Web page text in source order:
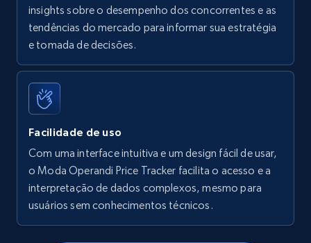
Walmart - products - Find new products by
using specific category URL
URL, Final price, Sku, Currency, Gtin,
Specifications, Image urls, Top reviews, and
more.
Walmart - products - Collects products by
specific keywords
insights sobre o desempenho dos concorrentes e as
tendências do mercado para informar sua estratégia
e tomada de decisões.
Facilidade de uso
Com uma interface intuitiva e um design fácil de usar,
o Moda Operandi Price Tracker facilita o acesso e a
interpretação de dados complexos, mesmo para
usuários sem conhecimentos técnicos.